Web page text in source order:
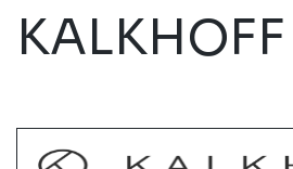
KALKHOFF